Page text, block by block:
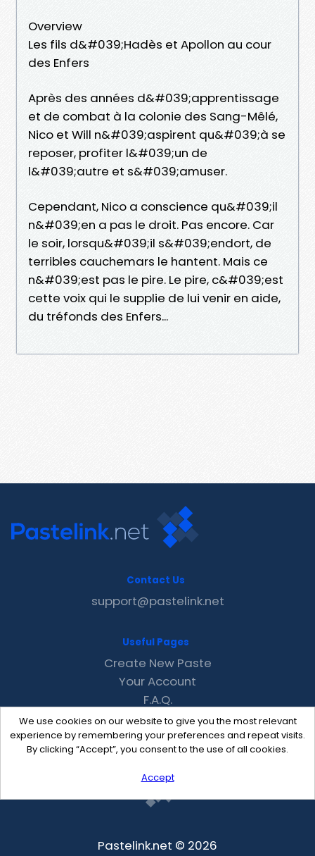
Overview
Les fils d&#039;Hadès et Apollon au cour
des Enfers
Après des années d&#039;apprentissage
et de combat à la colonie des Sang-Mêlé,
Nico et Will n&#039;aspirent qu&#039;à se
reposer, profiter l&#039;un de
l&#039;autre et s&#039;amuser.
Cependant, Nico a conscience qu&#039;il
n&#039;en a pas le droit. Pas encore. Car
le soir, lorsqu&#039;il s&#039;endort, de
terribles cauchemars le hantent. Mais ce
n&#039;est pas le pire. Le pire, c&#039;est
cette voix qui le supplie de lui venir en aide,
du tréfonds des Enfers...
We use cookies on our website to give you the most relevant
experience by remembering your preferences and repeat visits.
By clicking “Accept”, you consent to the use of all cookies.
Accept
Contact Us
support@pastelink.net
Useful Pages
Create New Paste
Your Account
F.A.Q.
Recent
Contact
Pastelink.net © 2026